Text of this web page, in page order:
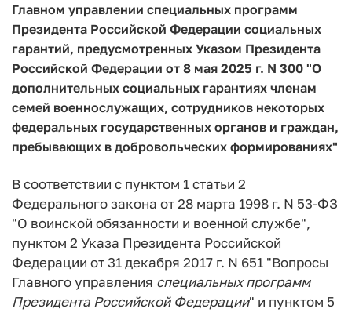
Главном управлении специальных программ
Президента Российской Федерации социальных
гарантий, предусмотренных Указом Президента
Российской Федерации от 8 мая 2025 г. N 300 "О
дополнительных социальных гарантиях членам
семей военнослужащих, сотрудников некоторых
федеральных государственных органов и граждан,
пребывающих в добровольческих формированиях"
В соответствии с пунктом 1 статьи 2
Федерального закона от 28 марта 1998 г. N 53-ФЗ
"О воинской обязанности и военной службе",
пунктом 2 Указа Президента Российской
Федерации от 31 декабря 2017 г. N 651 "Вопросы
Главного управления специальных программ
Президента Российской Федерации" и пунктом 5